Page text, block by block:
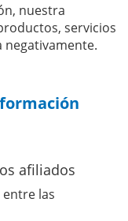
nuestra
servicios
negativamente.
afiliados
las